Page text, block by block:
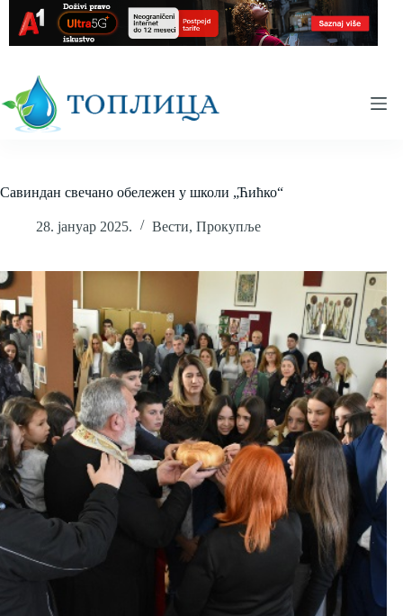
content
Савиндан свечано обележен у школи „Ћићко“
28. јануар 2025. Вести, Прокупље